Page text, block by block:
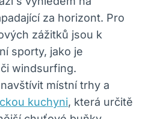
za horizont. Pro
zážitků jsou k
sporty, jako je
windsurfing.
místní trhy a
kuchyni, která určitě